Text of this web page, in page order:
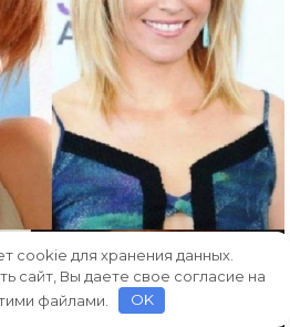
cookie для хранения данных.
сайт, Вы даете свое согласие на
файлами.
OK